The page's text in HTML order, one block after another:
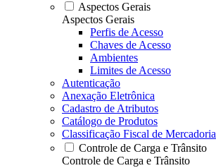
Aspectos Gerais
Aspectos Gerais
Perfis de Acesso
Chaves de Acesso
Ambientes
Limites de Acesso
Autenticação
Anexação Eletrônica
Cadastro de Atributos
Catálogo de Produtos
Classificação Fiscal de Mercadoria
Controle de Carga e Trânsito
Controle de Carga e Trânsito